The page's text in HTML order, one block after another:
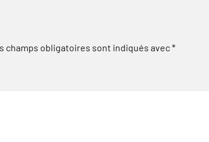
champs obligatoires sont indiqués avec*